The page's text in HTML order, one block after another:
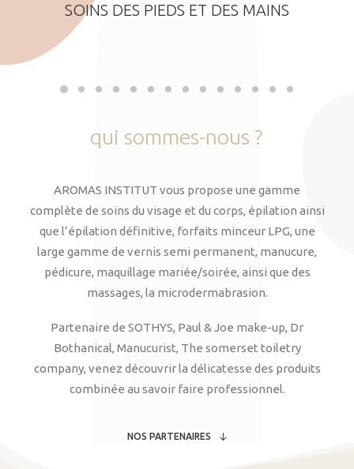
SOINS DES PIEDS ET DES MAINS
qui sommes-nous ?
AROMAS INSTITUT vous propose une gamme
complète de soins du visage et du corps, épilation ainsi
que l’épilation définitive, forfaits minceur LPG, une
large gamme de vernis semi permanent, manucure,
pédicure, maquillage mariée/soirée, ainsi que des
massages, la microdermabrasion.
Partenaire de SOTHYS, Paul & Joe make-up, Dr
Bothanical, Manucurist, The somerset toiletry
company, venez découvrir la délicatesse des produits
combinée au savoir faire professionnel.
NOS PARTENAIRES